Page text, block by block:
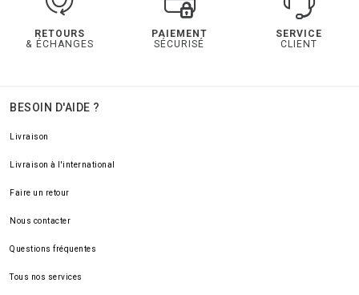
RETOURS
& ÉCHANGES
PAIEMENT
SÉCURISÉ
SERVICE
CLIENT
BESOIN D'AIDE ?
Livraison
Livraison à l'international
Faire un retour
Nous contacter
Questions fréquentes
Tous nos services